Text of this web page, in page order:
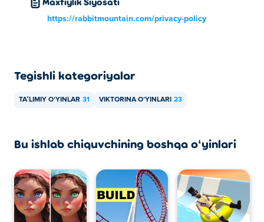
https://rabbitmountain.com/privacy-policy
Tegishli kategoriyalar
TAʼLIMIY OʻYINLAR 31 VIKTORINA OʻYINLARI 23
Bu ishlab chiquvchining boshqa oʻyinlari